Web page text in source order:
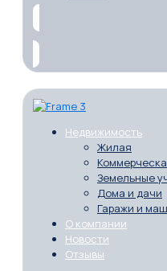
Недвижимость
Жилая
Земельные
Дома и дачи
Гаражи и
О компании
Новости
Отзывы